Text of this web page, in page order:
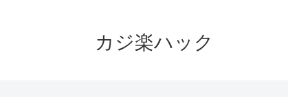
カジ楽ハック